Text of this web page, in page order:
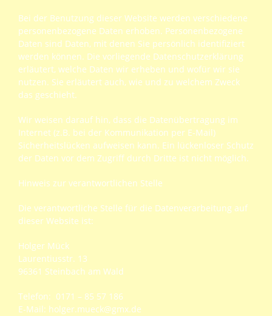
Bei der Benutzung dieser Website werden verschiedene
personenbezogene Daten erhoben. Personenbezogene
Daten sind Daten, mit denen Sie persönlich identifiziert
werden können. Die vorliegende Datenschutzerklärung
erläutert, welche Daten wir erheben und wofür wir sie
nutzen. Sie erläutert auch, wie und zu welchem Zweck
das geschieht.
Wir weisen darauf hin, dass die Datenübertragung im
Internet (z.B. bei der Kommunikation per E-Mail)
Sicherheitslücken aufweisen kann. Ein lückenloser Schutz
der Daten vor dem Zugriff durch Dritte ist nicht möglich.
Hinweis zur verantwortlichen Stelle
Die verantwortliche Stelle für die Datenverarbeitung auf
dieser Website ist:
Holger Mück
Laurentiusstr. 13
96361 Steinbach am Wald
Telefon: 0171 – 85 57 186
E-Mail: holger.mueck@gmx.de